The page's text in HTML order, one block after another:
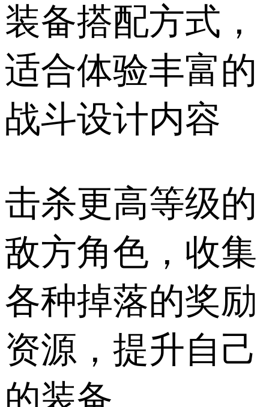
装备搭配方式，
适合体验丰富的
战斗设计内容
击杀更高等级的
敌方角色，收集
各种掉落的奖励
资源，提升自己
的装备